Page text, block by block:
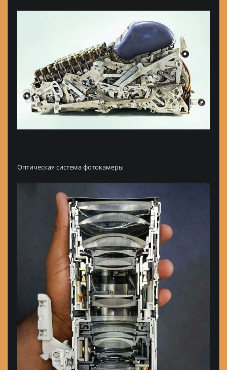
Оптическая система фотокамеры